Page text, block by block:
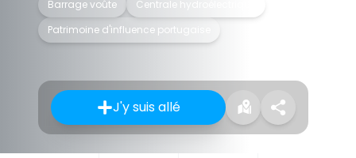
Barrage voûte
Centrale hydroélectrique
Patrimoine d'influence portugaise
J'y suis allé